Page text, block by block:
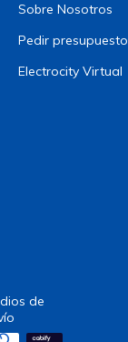
Sobre Nosotros
Pedir presupuesto
Electrocity Virtual
de